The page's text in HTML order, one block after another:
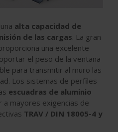
alta capacidad de
de las cargas. La gran
una excelente
el peso de la ventana
para transmitir al muro las
Los sistemas de perfiles
escuadras de aluminio
mayores exigencias de
TRAV / DIN 18005-4 y